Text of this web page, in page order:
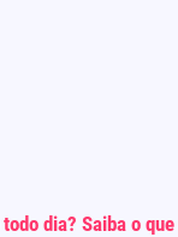
dia? Saiba o